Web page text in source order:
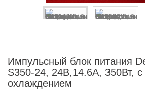
Импульсный блок питания
S350-24, 24В,14.6А, 350Вт,
охлаждением